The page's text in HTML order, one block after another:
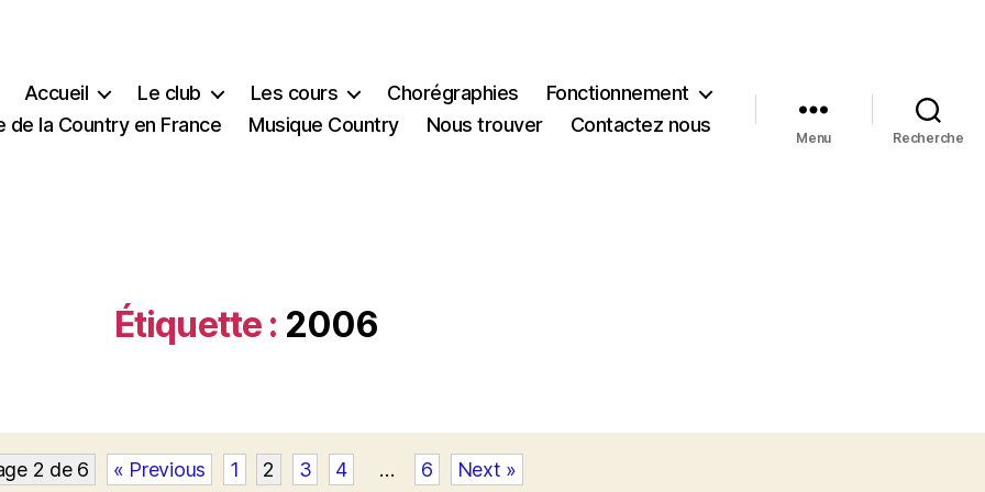
Accueil Le club Les cours Chorégraphies
Fonctionnement
de la Country en France
Musique Country Nous trouver Contactez nous
Menu Recherche
Étiquette : 2006
2 de 6 « Previous 1 2 3 4 … 6 Next »